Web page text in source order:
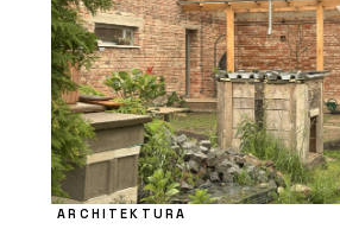
ARCHITEKTURA